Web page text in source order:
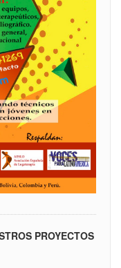
PROYECTOS